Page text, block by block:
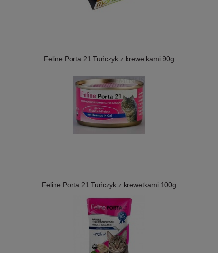
Feline Porta 21 Tuńczyk z krewetkami 90g
Feline Porta 21 Tuńczyk z krewetkami 100g